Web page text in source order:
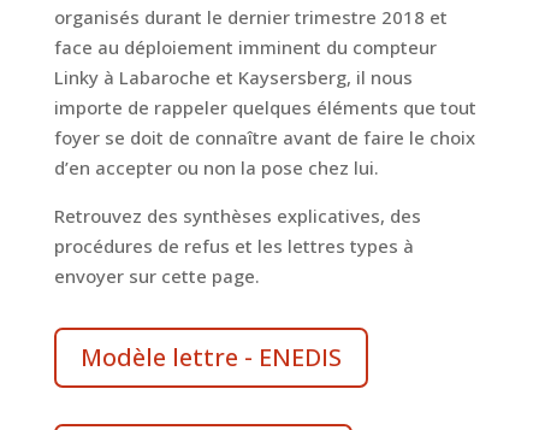
organisés durant le dernier trimestre 2018 et
face au déploiement imminent du compteur
Linky à Labaroche et Kaysersberg, il nous
importe de rappeler quelques éléments que tout
foyer se doit de connaître avant de faire le choix
d’en accepter ou non la pose chez lui.
Retrouvez des synthèses explicatives, des
procédures de refus et les lettres types à
envoyer sur cette page.
Modèle lettre - ENEDIS